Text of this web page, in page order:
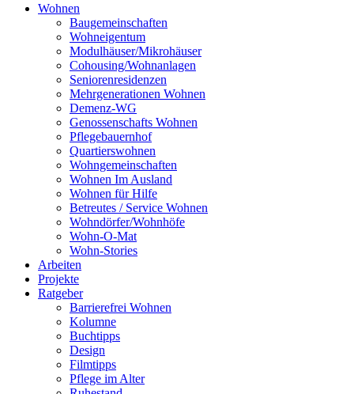
Wohnen
Baugemeinschaften
Wohneigentum
Modulhäuser/Mikrohäuser
Cohousing/Wohnanlagen
Seniorenresidenzen
Mehrgenerationen Wohnen
Demenz-WG
Genossenschafts Wohnen
Pflegebauernhof
Quartierswohnen
Wohngemeinschaften
Wohnen Im Ausland
Wohnen für Hilfe
Betreutes / Service Wohnen
Wohndörfer/Wohnhöfe
Wohn-O-Mat
Wohn-Stories
Arbeiten
Projekte
Ratgeber
Barrierefrei Wohnen
Kolumne
Buchtipps
Design
Filmtipps
Pflege im Alter